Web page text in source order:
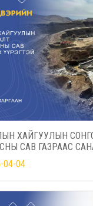
ХАЙГУУЛЫН
САВ ГАЗРААС
04-04